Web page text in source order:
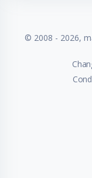
© 2008 - 2026,